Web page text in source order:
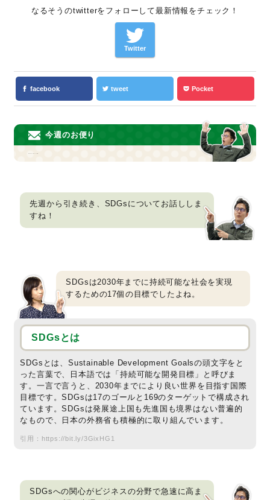
なるそうのtwitterをフォローして最新情報をチェック！
Twitter
facebook tweet Pocket
今週のお便り
先週から引き続き、SDGsについてお話ししま
すね！
SDGsは2030年までに持続可能な社会を実現
するための17個の目標でしたよね。
SDGsとは
SDGsとは、Sustainable Development Goalsの頭文字をと
った言葉で、日本語では「持続可能な開発目標」と呼びま
す。一言で言うと、2030年までにより良い世界を目指す国際
目標です。SDGsは17のゴールと169のターゲットで構成され
ています。SDGsは発展途上国も先進国も境界はない普遍的
なもので、日本の外務省も積極的に取り組んでいます。
引用： https://bit.ly/3GixHG1
SDGsへの関心がビジネスの分野で急速に高ま